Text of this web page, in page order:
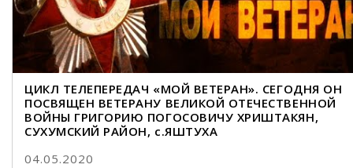
ЦИКЛ ТЕЛЕПЕРЕДАЧ «МОЙ ВЕТЕРАН». СЕГОДНЯ ОН
ПОСВЯЩЕН ВЕТЕРАНУ ВЕЛИКОЙ ОТЕЧЕСТВЕННОЙ
ВОЙНЫ ГРИГОРИЮ ПОГОСОВИЧУ ХРИШТАКЯН,
СУХУМСКИЙ РАЙОН, с.ЯШТУХА
04.05.2020